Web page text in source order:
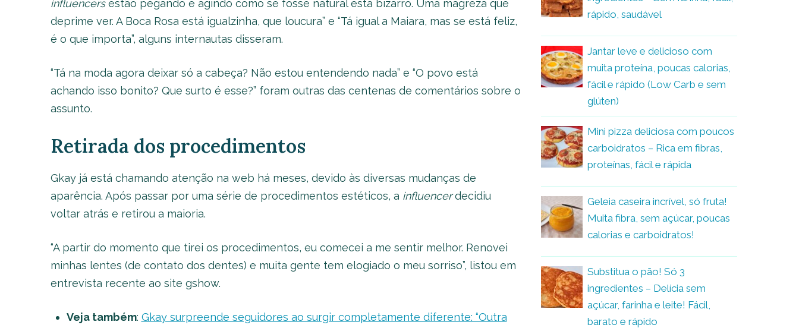
influencersestão pegando e agindo como se fosse natural está bizarro. Uma magreza que
deprime ver. A Boca Rosa está igualzinha, que loucura” e “Tá igual a Maiara, mas se está feliz,
é o que importa”, alguns internautas disseram.
“Tá na moda agora deixar só a cabeça? Não estou entendendo nada” e “O povo está
achando isso bonito? Que surto é esse?” foram outras das centenas de comentários sobre o
assunto.
Retirada dos procedimentos
Gkay já está chamando atenção na web há meses, devido às diversas mudanças de
aparência. Após passar por uma série de procedimentos estéticos, a influencerdecidiu
voltar atrás e retirou a maioria.
“A partir do momento que tirei os procedimentos, eu comecei a me sentir melhor. Renovei
minhas lentes (de contato dos dentes) e muita gente tem elogiado o meu sorriso”, listou em
entrevista recente ao site gshow.
Veja também: Gkay surpreende seguidores ao surgir completamente diferente: “Outra
rápido, saudável
Jantar leve e delicioso com
muita proteína, poucas calorias,
fácil e rápido (Low Carb e sem
glúten)
Mini pizza deliciosa com poucos
carboidratos – Rica em fibras,
proteínas, fácil e rápida
Geleia caseira incrível, só fruta!
Muita fibra, sem açúcar, poucas
calorias e carboidratos!
Substitua o pão! Só 3
ingredientes – Delícia sem
açúcar, farinha e leite! Fácil,
barato e rápido